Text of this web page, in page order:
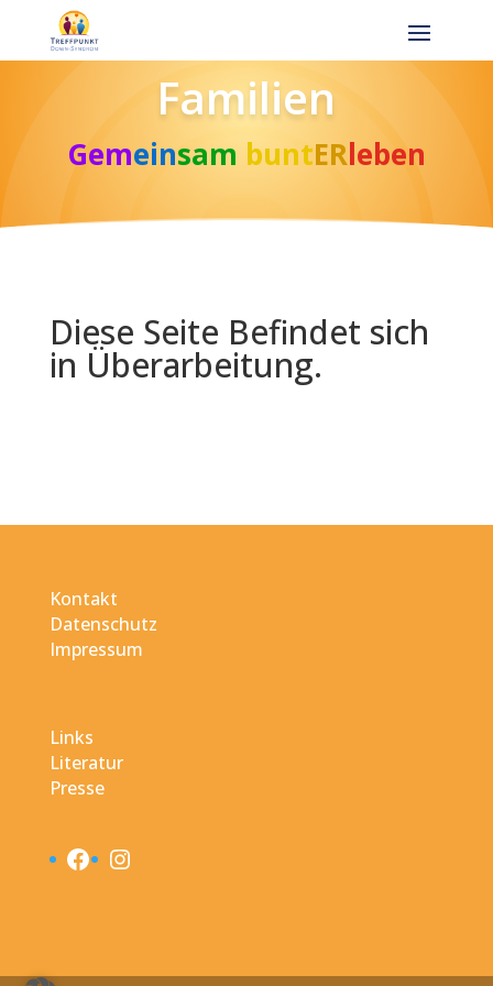
Familien
Gemeinsam buntERleben
Diese Seite Befindet sich
in Überarbeitung.
Kontakt
Datenschutz
Impressum
Links
Literatur
Presse
Facebook
Instagram